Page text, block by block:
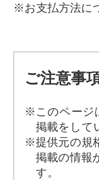
※お支払方法に
ご注意事
※このページ
掲載をして
※提供元の規
掲載の情報
す。